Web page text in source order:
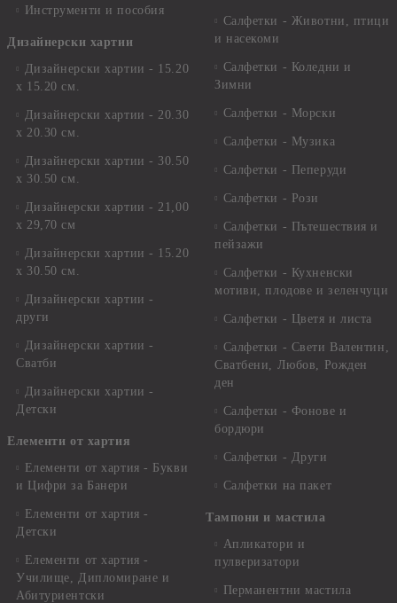
Инструменти и пособия
Дизайнерски хартии
Дизайнерски хартии - 15.20
х 15.20 см.
Дизайнерски хартии - 20.30
х 20.30 см.
Дизайнерски хартии - 30.50
х 30.50 см.
Дизайнерски хартии - 21,00
х 29,70 см
Дизайнерски хартии - 15.20
x 30.50 см.
Дизайнерски хартии -
други
Дизайнерски хартии -
Сватби
Дизайнерски хартии -
Детски
Елементи от хартия
Елементи от хартия - Букви
и Цифри за Банери
Елементи от хартия -
Детски
Елементи от хартия -
Училище, Дипломиране и
Абитуриентски
Салфетки - Животни, птици
и насекоми
Салфетки - Коледни и
Зимни
Салфетки - Морски
Салфетки - Музика
Салфетки - Пеперуди
Салфетки - Рози
Салфетки - Пътешествия и
пейзажи
Салфетки - Кухненски
мотиви, плодове и зеленчуци
Салфетки - Цветя и листа
Салфетки - Свети Валентин,
Сватбени, Любов, Рожден
ден
Салфетки - Фонове и
бордюри
Салфетки - Други
Салфетки на пакет
Тампони и мастила
Апликатори и
пулверизатори
Перманентни мастила